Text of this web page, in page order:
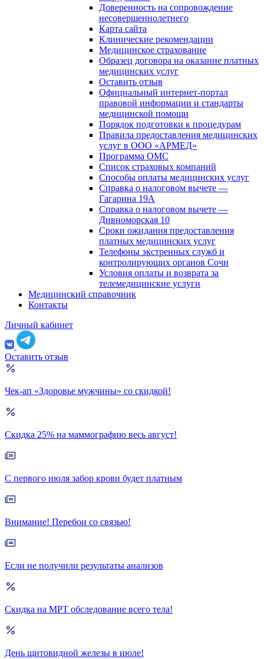
Доверенность на сопровождение
несовершеннолетнего
Карта сайта
Клинические рекомендации
Медицинское страхование
Образец договора на оказание платных
медицинских услуг
Оставить отзыв
Официальный интернет-портал
правовой информации и стандарты
медицинской помощи
Порядок подготовки к процедурам
Правила предоставления медицинских
услуг в ООО «АРМЕД»
Программа ОМС
Список страховых компаний
Способы оплаты медицинских услуг
Справка о налоговом вычете —
Гагарина 19А
Справка о налоговом вычете —
Дивноморская 10
Сроки ожидания предоставления
платных медицинских услуг
Телефоны экстренных служб и
контролирующих органов Сочи
Условия оплаты и возврата за
телемедицинские услуги
Медицинский справочник
Контакты
Личный кабинет
Оставить отзыв
Чек-ап «Здоровье мужчины» со скидкой!
Скидка 25% на маммографию весь август!
С первого июля забор крови будет платным
Внимание! Перебои со связью!
Если не получили результаты анализов
Скидка на МРТ обследование всего тела!
День щитовидной железы в июле!